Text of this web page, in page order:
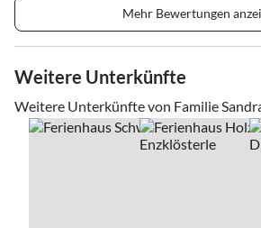
Mehr Bewertungen
Weitere Unterkünfte
Weitere Unterkünfte von Familie